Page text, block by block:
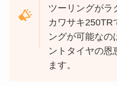
ツーリングがラ
カワサキ250TR
ングが可能なの
ントタイヤの恩
ます。